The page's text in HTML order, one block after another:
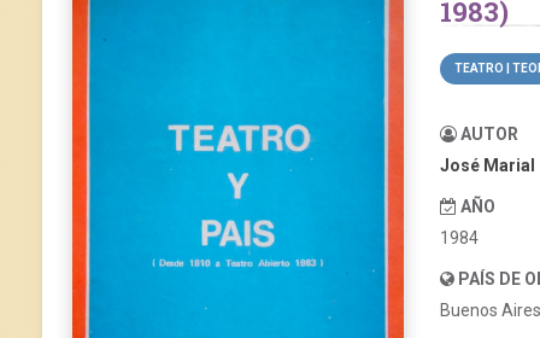
1983)
TEATRO |
AUTOR
José Marial
AÑO
1984
PAÍS DE
Buenos